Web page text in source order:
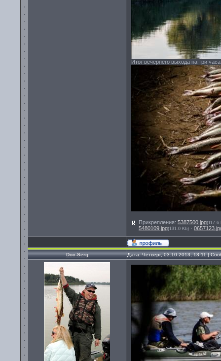
Итог вечернего выхода на три
Прикрепления: 5387500.jpg(117.6
5480109.jpg(131.0 Kb) ·
Doc-Serg Дата: Четверг, 03.10.2013, 13:11 |